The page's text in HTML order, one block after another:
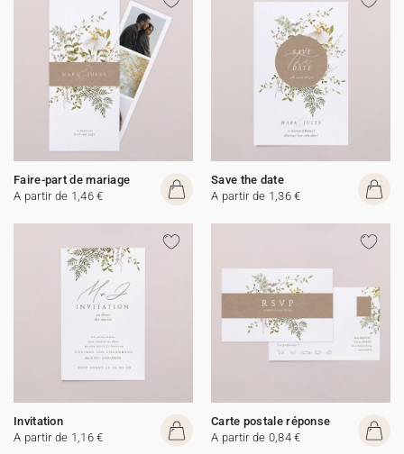
Faire-part de mariage
A partir de 1,46 €
Save the date
A partir de 1,36 €
Invitation
A partir de 1,16 €
Carte postale réponse
A partir de 0,84 €